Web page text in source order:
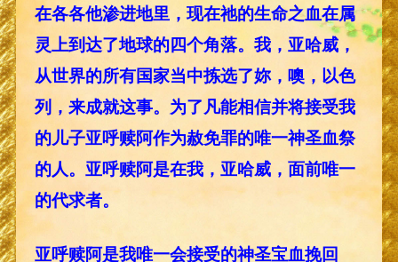
在各各他渗进地里，现在祂的生命之血在属
灵上到达了地球的四个角落。我，亚哈威，
从世界的所有国家当中拣选了妳，噢，以色
列，来成就这事。为了凡能相信并将接受我
的儿子亚呼赎阿作为赦免罪的唯一神圣血祭
的人。亚呼赎阿是在我，亚哈威，面前唯一
的代求者。
亚呼赎阿是我唯一会接受的神圣宝血挽回